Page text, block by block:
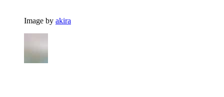
Image by akira